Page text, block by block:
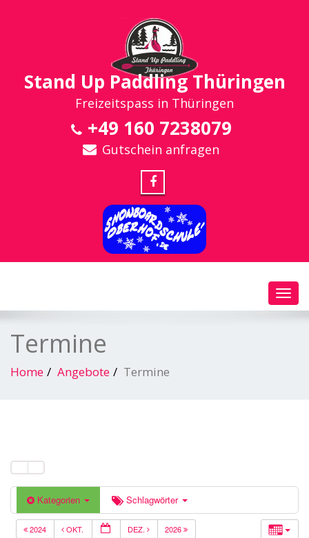
Stand Up Paddling Thüringen
Freizeitspass in Thüringen
+49 160 7238079
Gutschein anfragen
Termine
Home Angebote Termine
Kategorien Schlagwörter
2024 OKT. DEZ. 2026